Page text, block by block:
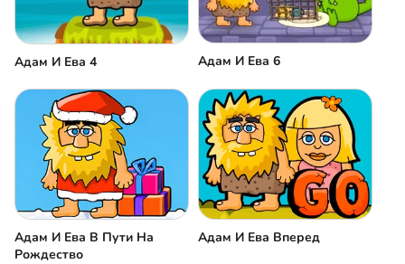
Адам И Ева 4 Адам И Ева 6
Адам И Ева В Пути На
Рождество
Адам И Ева Вперед